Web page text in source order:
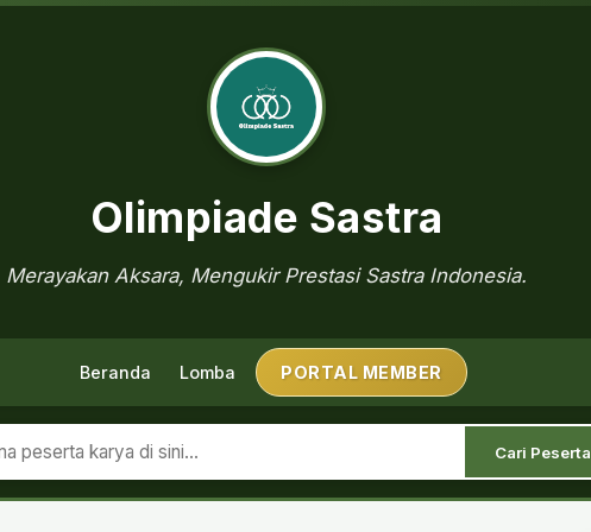
Olimpiade Sastra
Merayakan Aksara, Mengukir Prestasi Sastra Indonesia.
Beranda Lomba PORTAL MEMBER
Cari Peserta